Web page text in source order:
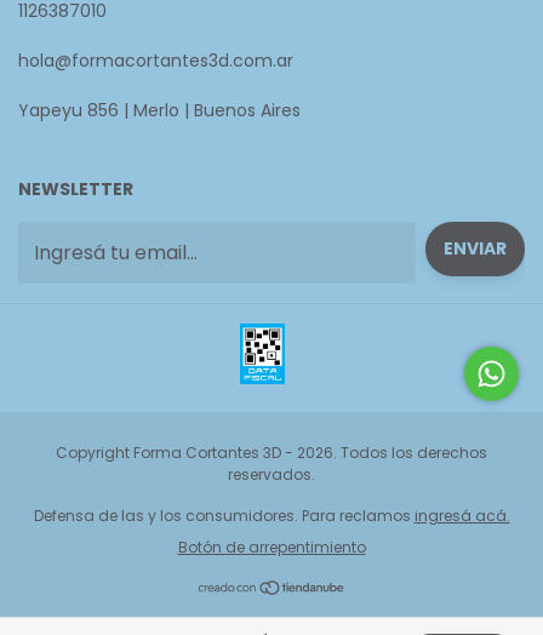
1126387010
hola@formacortantes3d.com.ar
Yapeyu 856 | Merlo | Buenos Aires
NEWSLETTER
Copyright Forma Cortantes 3D - 2026. Todos los derechos
reservados.
Defensa de las y los consumidores. Para reclamos ingresá acá.
Botón de arrepentimiento